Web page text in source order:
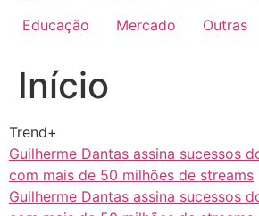
Educação
Mercado Outras
Início
Trend+
Guilherme Dantas assina sucessos
com mais de 50 milhões de streams
Guilherme Dantas assina sucessos